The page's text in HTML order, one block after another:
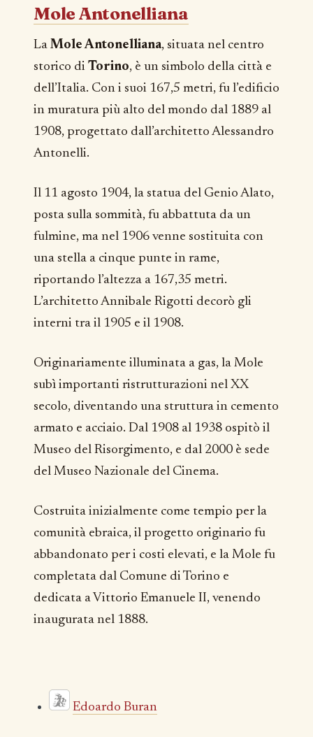
Mole Antonelliana
La Mole Antonelliana, situata nel centro
storico di Torino, è un simbolo della città e
dell’Italia. Con i suoi 167,5 metri, fu l’edificio
in muratura più alto del mondo dal 1889 al
1908, progettato dall’architetto Alessandro
Antonelli.
Il 11 agosto 1904, la statua del Genio Alato,
posta sulla sommità, fu abbattuta da un
fulmine, ma nel 1906 venne sostituita con
una stella a cinque punte in rame,
riportando l’altezza a 167,35 metri.
L’architetto Annibale Rigotti decorò gli
interni tra il 1905 e il 1908.
Originariamente illuminata a gas, la Mole
subì importanti ristrutturazioni nel XX
secolo, diventando una struttura in cemento
armato e acciaio. Dal 1908 al 1938 ospitò il
Museo del Risorgimento, e dal 2000 è sede
del Museo Nazionale del Cinema.
Costruita inizialmente come tempio per la
comunità ebraica, il progetto originario fu
abbandonato per i costi elevati, e la Mole fu
completata dal Comune di Torino e
dedicata a Vittorio Emanuele II, venendo
inaugurata nel 1888.
Edoardo Buran